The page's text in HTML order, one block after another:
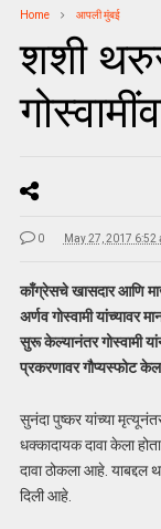
Home आपली मुंबई
शशी
0 May 27, 2017 6:52
काँग्रेसचे खासदार आणि
अर्णव गोस्वामी यांच्यावर
सुरू केल्यानंतर गोस्वामी
प्रकरणावर गौप्यस्फोट
सुनंदा पुष्कर यांच्या
धक्कादायक दावा केला
दावा ठोकला आहे.
दिली आहे.